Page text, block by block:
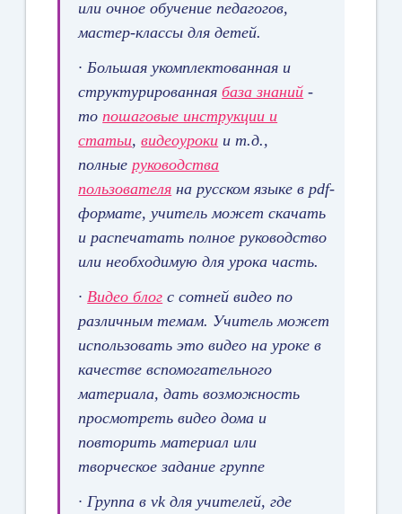
или очное обучение педагогов,
мастер-классы для детей.
· Большая укомплектованная и
структурированнаябаза знаний -
то пошаговые инструкции и
статьи,видеоуроки и т.д.,
полные руководства
пользователя на русском языке в pdf-
формате, учитель может скачать
и распечатать полное руководство
или необходимую для урока часть.
· Видео блог с сотней видео по
различным темам. Учитель может
использовать это видео на уроке в
качестве вспомогательного
материала, дать возможность
просмотреть видео дома и
повторить материал или
творческое задание группе
· Группа в vk для учителей, где